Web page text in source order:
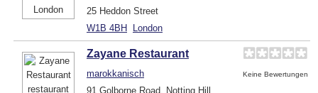
25 Heddon Street
W1B 4BH London
Zayane Restaurant
marokkanisch Keine Bewertungen
91 Golborne Road, Notting Hill